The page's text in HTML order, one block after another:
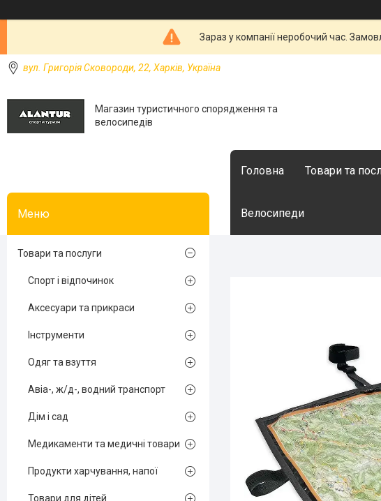
Зараз у компанії неробочий час.
вул. Григорія Сковороди, 22, Харків, Україна
Магазин туристичного спорядження та
велосипедів
Головна Товари та
Велосипеди
Товари та послуги
Спорт і відпочинок
Аксесуари та прикраси
Інструменти
Одяг та взуття
Авіа-, ж/д-, водний транспорт
Дім і сад
Медикаменти та медичні товари
Продукти харчування, напої
Товари для дітей